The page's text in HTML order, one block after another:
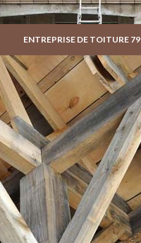
ENTREPRISE DE TOITURE 79